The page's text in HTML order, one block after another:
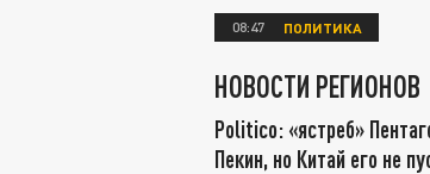
08:47 ПОЛИТИКА
НОВОСТИ РЕГИОНОВ
Politico: «ястреб»
Пекин, но Китай его не